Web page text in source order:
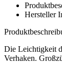
Hersteller
Die Leichtigkeit
Verhaken.